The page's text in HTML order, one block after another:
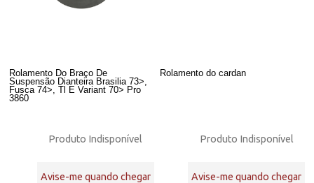
Rolamento Do Braço De
Suspensão Dianteira Brasilia 73>,
Fusca 74>, Tl E Variant 70> Pro
3860
Produto Indisponível
Avise-me quando chegar
Rolamento do cardan
Produto Indisponível
Avise-me quando chegar